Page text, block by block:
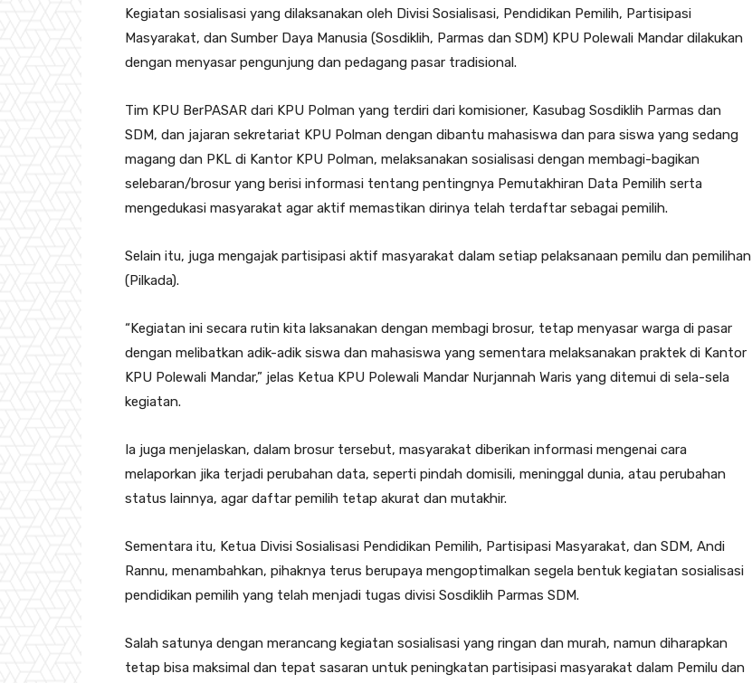
Kegiatan sosialisasi yang dilaksanakan oleh Divisi Sosialisasi, Pendidikan Pemilih, Partisipasi
Masyarakat, dan Sumber Daya Manusia (Sosdiklih, Parmas dan SDM) KPU Polewali Mandar dilakukan
dengan menyasar pengunjung dan pedagang pasar tradisional.
Tim KPU BerPASAR dari KPU Polman yang terdiri dari komisioner, Kasubag Sosdiklih Parmas dan
SDM, dan jajaran sekretariat KPU Polman dengan dibantu mahasiswa dan para siswa yang sedang
magang dan PKL di Kantor KPU Polman, melaksanakan sosialisasi dengan membagi-bagikan
selebaran/brosur yang berisi informasi tentang pentingnya Pemutakhiran Data Pemilih serta
mengedukasi masyarakat agar aktif memastikan dirinya telah terdaftar sebagai pemilih.
Selain itu, juga mengajak partisipasi aktif masyarakat dalam setiap pelaksanaan pemilu dan pemilihan
(Pilkada).
“Kegiatan ini secara rutin kita laksanakan dengan membagi brosur, tetap menyasar warga di pasar
dengan melibatkan adik-adik siswa dan mahasiswa yang sementara melaksanakan praktek di Kantor
KPU Polewali Mandar,” jelas Ketua KPU Polewali Mandar Nurjannah Waris yang ditemui di sela-sela
kegiatan.
Ia juga menjelaskan, dalam brosur tersebut, masyarakat diberikan informasi mengenai cara
melaporkan jika terjadi perubahan data, seperti pindah domisili, meninggal dunia, atau perubahan
status lainnya, agar daftar pemilih tetap akurat dan mutakhir.
Sementara itu, Ketua Divisi Sosialisasi Pendidikan Pemilih, Partisipasi Masyarakat, dan SDM, Andi
Rannu, menambahkan, pihaknya terus berupaya mengoptimalkan segela bentuk kegiatan sosialisasi
pendidikan pemilih yang telah menjadi tugas divisi Sosdiklih Parmas SDM.
Salah satunya dengan merancang kegiatan sosialisasi yang ringan dan murah, namun diharapkan
tetap bisa maksimal dan tepat sasaran untuk peningkatan partisipasi masyarakat dalam Pemilu dan